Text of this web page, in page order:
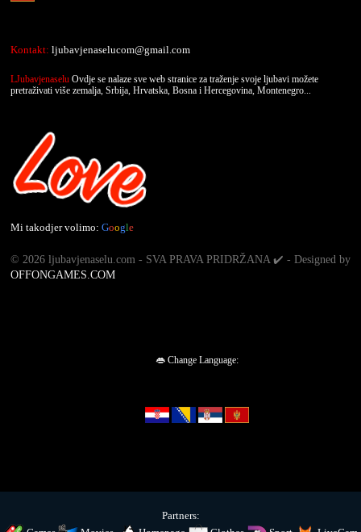
Kontakt: ljubavjenaselucom@gmail.com
LJubavjenaselu Ovdje se nalaze sve web stranice za traženje svoje ljubavi možete
pretraživati više zemalja, Srbija, Hrvatska, Bosna i Hercegovina, Montenegro...
Mi takodjer volimo: Google
© 2026 ljubavjenaselu.com - SVA PRAVA PRIDRŽANA ✔️ - Designed by
OFFONGAMES.COM
👄 Change Language:
Partners: